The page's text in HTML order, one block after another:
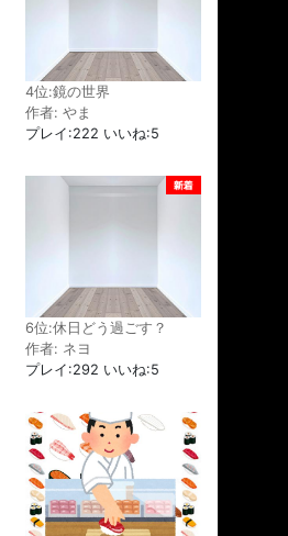
4位:鏡の世界
作者: やま
プレイ:222 いいね:5
6位:休日どう過ごす？
作者: ネヨ
プレイ:292 いいね:5